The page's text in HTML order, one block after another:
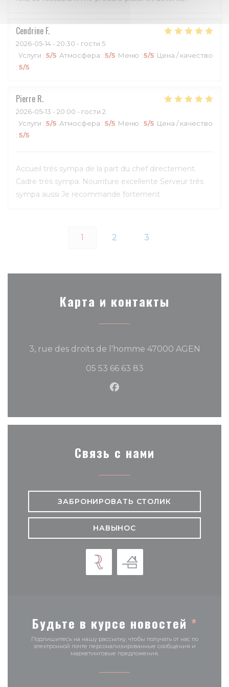
Cendrine F
2026-05-14 - 20:30 - гости 5
Услуги : 5/5 Атмосфера : 5/5 Меню : 5/5 Цена / качество
: 5/5
Pierre R
2026-05-13 - 20:00 - гости 2
Услуги : 5/5 Атмосфера : 5/5 Меню : 5/5 Цена / качество
: 5/5
Accueil très sympa de la part du chef directement.
Cadre très sympa. Nourriture excellente Serveur très
sympa aussi Je recommande fortement
1 2 3
Карта и контакты
3, rue des droits de l'homme 47000 AGEN
05 53 66 63 83
Facebook
Связь с нами
ЗАБРОНИРОВАТЬ СТОЛИК
НАВЫНОС
Будьте в курсе новостей *
Подпишитесь на нашу рассылку, чтобы получать от нас по
электронной почте персонализированные сообщения и
маркетинговые предложения.